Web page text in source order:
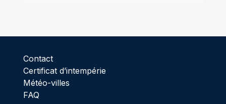
Contact
Certificat d’intempérie
Météo-villes
FAQ